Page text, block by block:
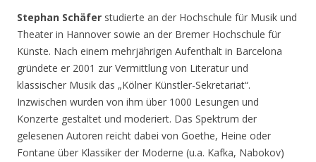
Stephan Schäfer studierte an der Hochschule für Musik und
Theater in Hannover sowie an der Bremer Hochschule für
Künste. Nach einem mehrjährigen Aufenthalt in Barcelona
gründete er 2001 zur Vermittlung von Literatur und
klassischer Musik das „Kölner Künstler-Sekretariat“.
Inzwischen wurden von ihm über 1000 Lesungen und
Konzerte gestaltet und moderiert. Das Spektrum der
gelesenen Autoren reicht dabei von Goethe, Heine oder
Fontane über Klassiker der Moderne (u.a. Kafka, Nabokov)